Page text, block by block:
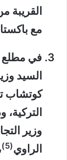
القريبة
مع
السيد
كوتشاب
وزير
الراوي(5)